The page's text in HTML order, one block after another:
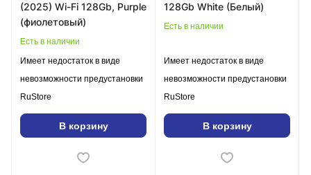
(2025) Wi-Fi 128Gb, Purple
(фиолетовый)
Есть в наличии
Имеет недостаток в виде
невозможности предустановки
RuStore
В корзину
128Gb White (Белый)
Есть в наличии
Имеет недостаток в виде
невозможности предустановки
RuStore
В корзину